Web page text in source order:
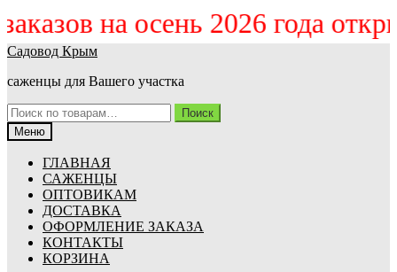
заказов на осень 2026 года
Перейти
навигации
Перейти
содержимому
Садовод Крым
саженцы для Вашего участка
Искать:
Поиск
Меню
ГЛАВНАЯ
САЖЕНЦЫ
ОПТОВИКАМ
ДОСТАВКА
ОФОРМЛЕНИЕ ЗАКАЗА
КОНТАКТЫ
КОРЗИНА